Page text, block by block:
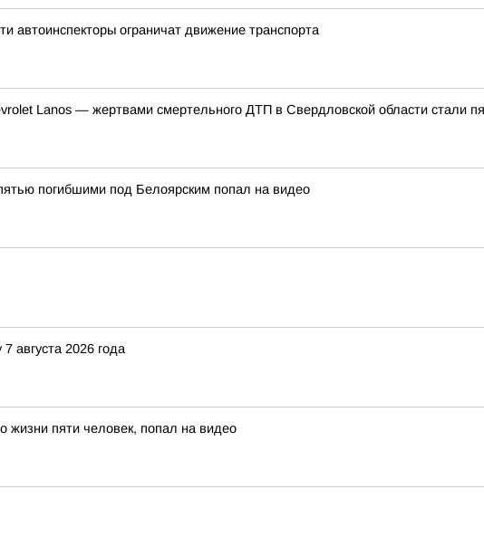
автоинспекторы ограничат движение транспорта
Lanos — жертвами смертельного ДТП в Свердловской области стали
погибшими под Белоярским попал на видео
августа 2026 года
жизни пяти человек, попал на видео